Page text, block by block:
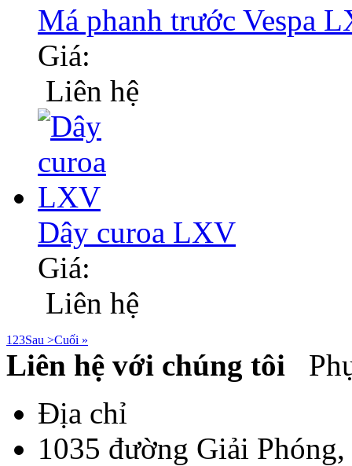
Má phanh trước Vespa
Giá:
Liên hệ
Dây curoa LXV
Giá:
Liên hệ
1 23Sau >Cuối »
Liên hệ với chúng tôi
Địa chỉ
1035 đường Giải